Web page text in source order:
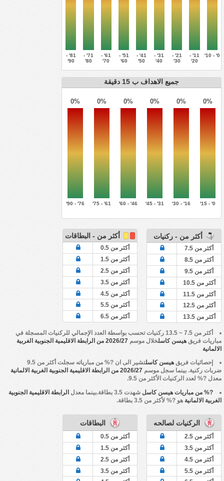
81' -
90'
71' -
80'
61' -
70'
51' -
60'
41' -
50'
31' -
40'
21' -
30'
11' -
20'
0' - 10'
جميع الاهداف ب 15 دقيقة
0% 0% 0% 0% 0% 0%
76' - 90' 61' - 75' 46' - 60' 31' - 45' 16' - 30' 0' - 15'
أكثر من - ركنيات
أكثر من 7.5
أكثر من 8.5
أكثر من 9.5
أكثر من 10.5
أكثر من 11.5
أكثر من 12.5
أكثر من 13.5
أكثر من - البطاقات
أكثر من 0.5
أكثر من 1.5
أكثر من 2.5
أكثر من 3.5
أكثر من 4.5
أكثر من 5.5
أكثر من 6.5
أكثر من 7.5 ~ 13.5 ركنيات تحسب بواسطة العدد الإجمالي للركنيات المسجلة في
مباريات فريق هيسن كاسلخلال موسم
2026/27 من الرابطة الاقليمية الجنوبية الغربية
الالمانية
إحصائيات فريق هيسن كاسل
تشير الى ان ?% من مبارياته سجلت أكثر من 9.5
ضربات ركنية. بينما سجل موسم 2026/27 من الرابطة الاقليمية الجنوبية الغربية الالمانية
معدل ?% لعدد الركنيات الأكثر من 9.5.
?% من مباريات هيسن كاسل شهدت 3.5 بطاقة.بينما معدل
الرابطة الاقليمية الجنوبية
الغربية الالمانية هو ?% لأكثر من 3.5 بطاقة.
الركنيات لصالحه
أكثر من 2.5
أكثر من 3.5
أكثر من 4.5
أكثر من 5.5
البطاقات
أكثر من 0.5
أكثر من 1.5
أكثر من 2.5
أكثر من 3.5